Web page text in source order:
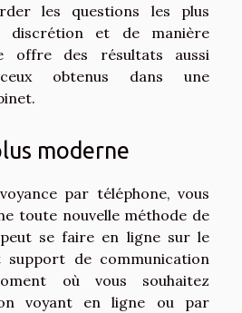
les questions les plus
discrétion et de manière
offre des résultats aussi
obtenus dans une
moderne
par téléphone, vous
toute nouvelle méthode de
se faire en ligne sur le
de communication
où vous souhaitez
voyant en ligne ou par